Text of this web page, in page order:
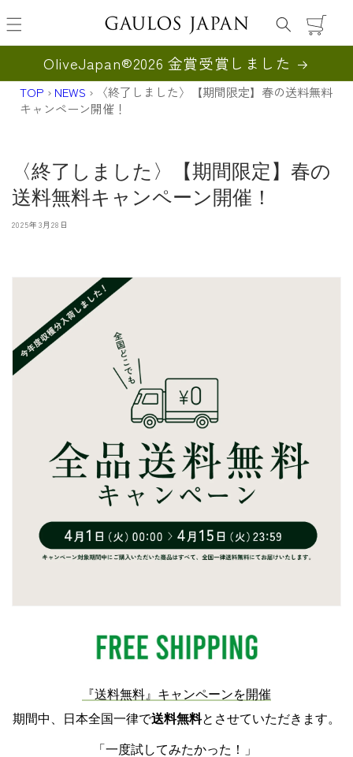
ー
ト
OliveJapan®︎2026 金賞受賞しました
TOP › NEWS ›
〈終了しました〉【期間限定】春の送料無料
キャンペーン開催！
〈終了しました〉【期間限定】春の
送料無料キャンペーン開催！
2025年3月28日
『送料無料』キャンペーンを開催
期間中、日本全国一律で送料無料とさせていただきます。
「一度試してみたかった！」